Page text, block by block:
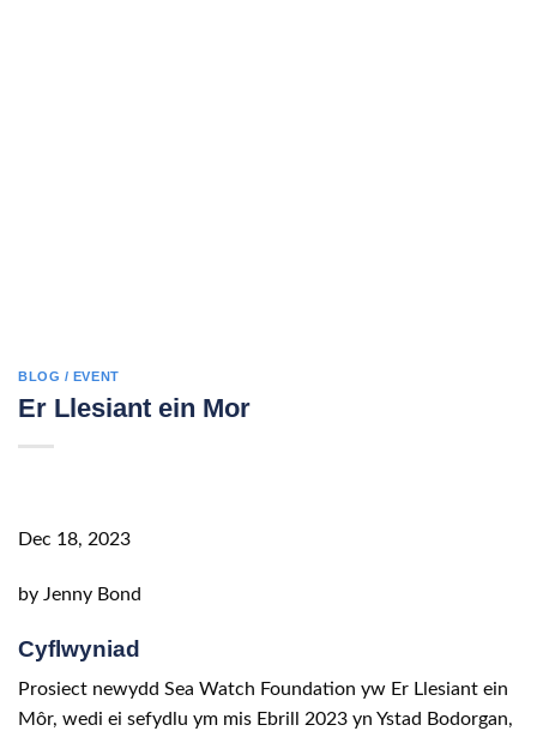
BLOG / EVENT
Er Llesiant ein Mor
Dec 18, 2023
by Jenny Bond
Cyflwyniad
Prosiect newydd Sea Watch Foundation yw Er Llesiant ein
Môr, wedi ei sefydlu ym mis Ebrill 2023 yn Ystad Bodorgan,